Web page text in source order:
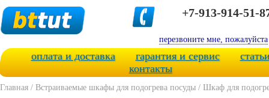
+7-913-914-51-
перезвоните мне, пожалуйста
оплата и доставка гарантия и сервис
контакты
Главная / Встраиваемые шкафы для подогрева посуды / Шкаф для